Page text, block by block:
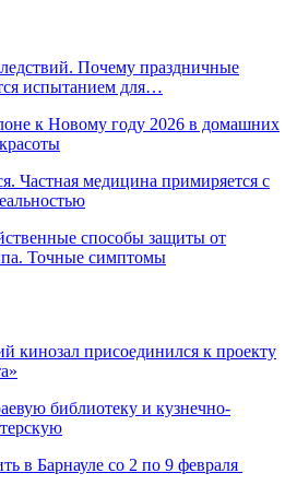
Почему праздничные
испытанием для…
к Новому году 2026 в домашних
Частная медицина примиряется с
способы защиты от
Точные симптомы
кинозал присоединился к проекту
библиотеку и кузнечно-
в Барнауле со 2 по 9 февраля